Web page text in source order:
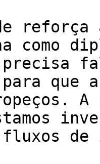
reforça
como
precisa
que
fluxos